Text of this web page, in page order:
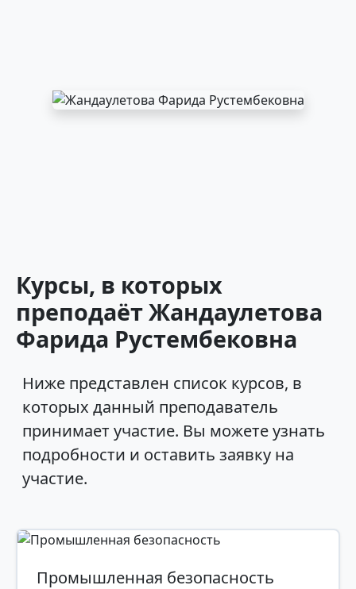
Курсы, в которых
преподаёт Жандаулетова
Фарида Рустембековна
Ниже представлен список курсов, в
которых данный преподаватель
принимает участие. Вы можете узнать
подробности и оставить заявку на
участие.
Промышленная безопасность